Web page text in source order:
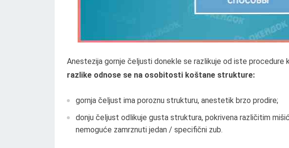
Anestezija gornje čeljusti donekle se razlikuje od iste procedure
razlike odnose se na osobitosti koštane strukture:
gornja čeljust ima poroznu strukturu, anestetik brzo prodire;
donju čeljust odlikuje gusta struktura, pokrivena različitim
nemoguće zamrznuti jedan / specifični zub.